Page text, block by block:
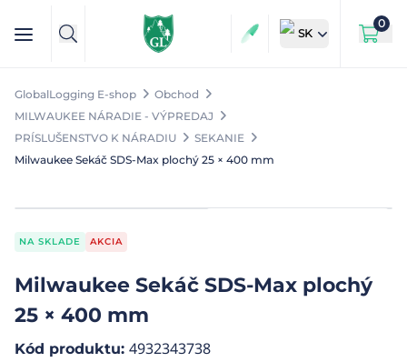
SK
0
GlobalLogging E-shop
Obchod
MILWAUKEE NÁRADIE - VÝPREDAJ
PRÍSLUŠENSTVO K NÁRADIU
SEKANIE
Milwaukee Sekáč SDS-Max plochý 25 × 400 mm
NA SKLADE AKCIA
Milwaukee Sekáč SDS-Max plochý
25 × 400 mm
Kód produktu: 4932343738